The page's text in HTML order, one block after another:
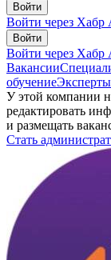
Войти
Войти через Хабр
Войти
Войти через Хабр
Вакансии
обучениеЭксперты
У этой компании
редактировать
и размещать
Стать